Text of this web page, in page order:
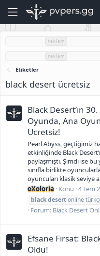
reklam
reklam
Etiketler
black desert ücretsiz
Black Desert’ın
Oyunda, Ana
Ücretsiz!
Pearl Abyss, geçtiğimiz
etkinliğinde Black
paylaşmıştı. Şimdi ise
sınıfla birlikte
oyuncuları klasik seviye
oXoloria Konu 4 Tem
blackdesertonline
Forum: Black Desert
Efsane Fırsat:
Oldu!